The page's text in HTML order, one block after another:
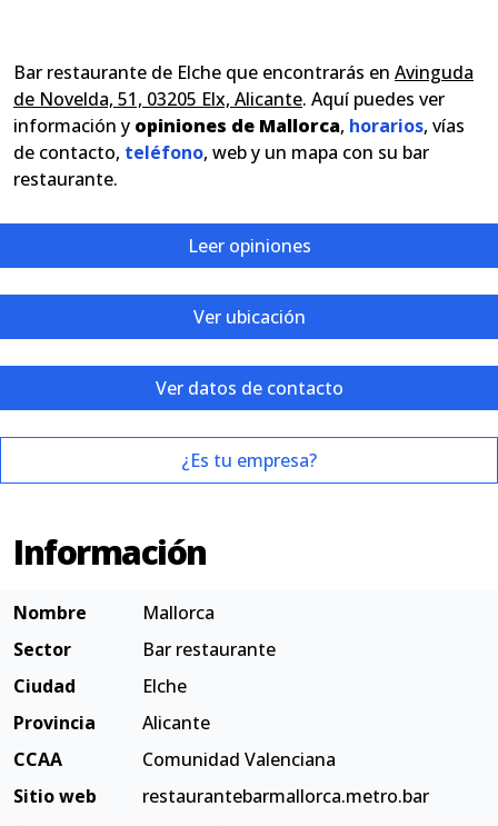
Bar restaurante de Elche que encontrarás en Avinguda
de Novelda, 51, 03205 Elx, Alicante. Aquí puedes ver
información y opiniones de Mallorca, horarios, vías
de contacto, teléfono, web y un mapa con su bar
restaurante.
Leer opiniones
Ver ubicación
Ver datos de contacto
¿Es tu empresa?
Información
Nombre
Mallorca
Sector
Bar restaurante
Ciudad
Elche
Provincia
Alicante
CCAA
Comunidad Valenciana
Sitio web
restaurantebarmallorca.metro.bar